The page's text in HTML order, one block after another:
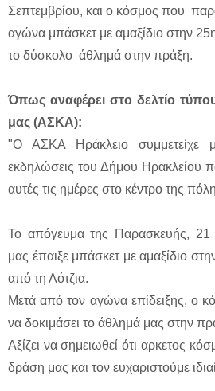
Σεπτεμβρίου, και ο κόσμος που
αγώνα μπάσκετ με αμαξίδιο στην
το δύσκολο άθλημά στην πράξη.
Όπως αναφέρει στο δελτίο
μας (ΑΣΚΑ):
"Ο ΑΣΚΑ Ηράκλειο συμμετείχε
εκδηλώσεις του Δήμου Ηρακλείου
αυτές τις ημέρες στο κέντρο της
Το απόγευμα της Παρασκευής, 21
μας έπαιξε μπάσκετ με αμαξίδιο
από τη Λότζια.
Μετά από τον αγώνα επίδειξης, ο
να δοκιμάσει το άθλημά μας στην
Αξίζει να σημειωθεί ότι αρκετος
δράση μας και τον ευχαριστούμε